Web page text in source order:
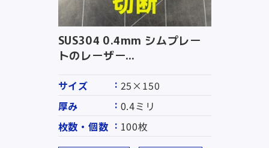
SUS304 0.4mm シムプレー
トのレーザー...
サイズ
25×150
厚み
0.4ミリ
枚数・個数
100枚